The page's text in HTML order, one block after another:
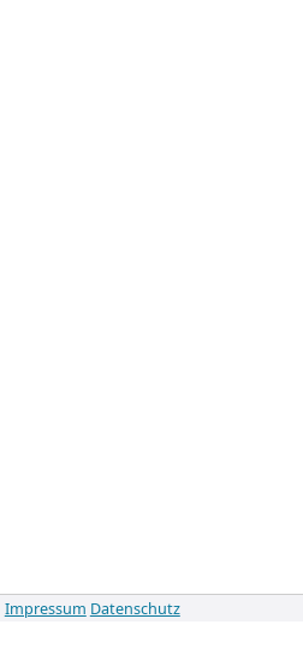
Impressum Datenschutz